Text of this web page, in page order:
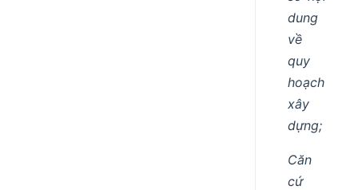
dung
về
quy
hoạch
xây
dựng;
Căn
cứ